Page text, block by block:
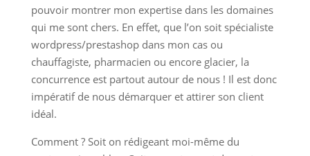
pouvoir montrer mon expertise dans les domaines
qui me sont chers. En effet, que l’on soit spécialiste
wordpress/prestashop dans mon cas ou
chauffagiste, pharmacien ou encore glacier, la
concurrence est partout autour de nous ! Il est donc
impératif de nous démarquer et attirer son client
idéal.
Comment ? Soit on rédigeant moi-même du